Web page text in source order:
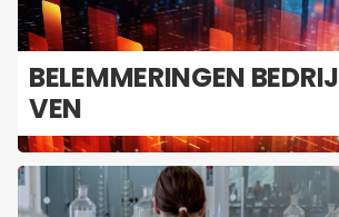
BE­LEM­ME­RIN­GEN
VEN